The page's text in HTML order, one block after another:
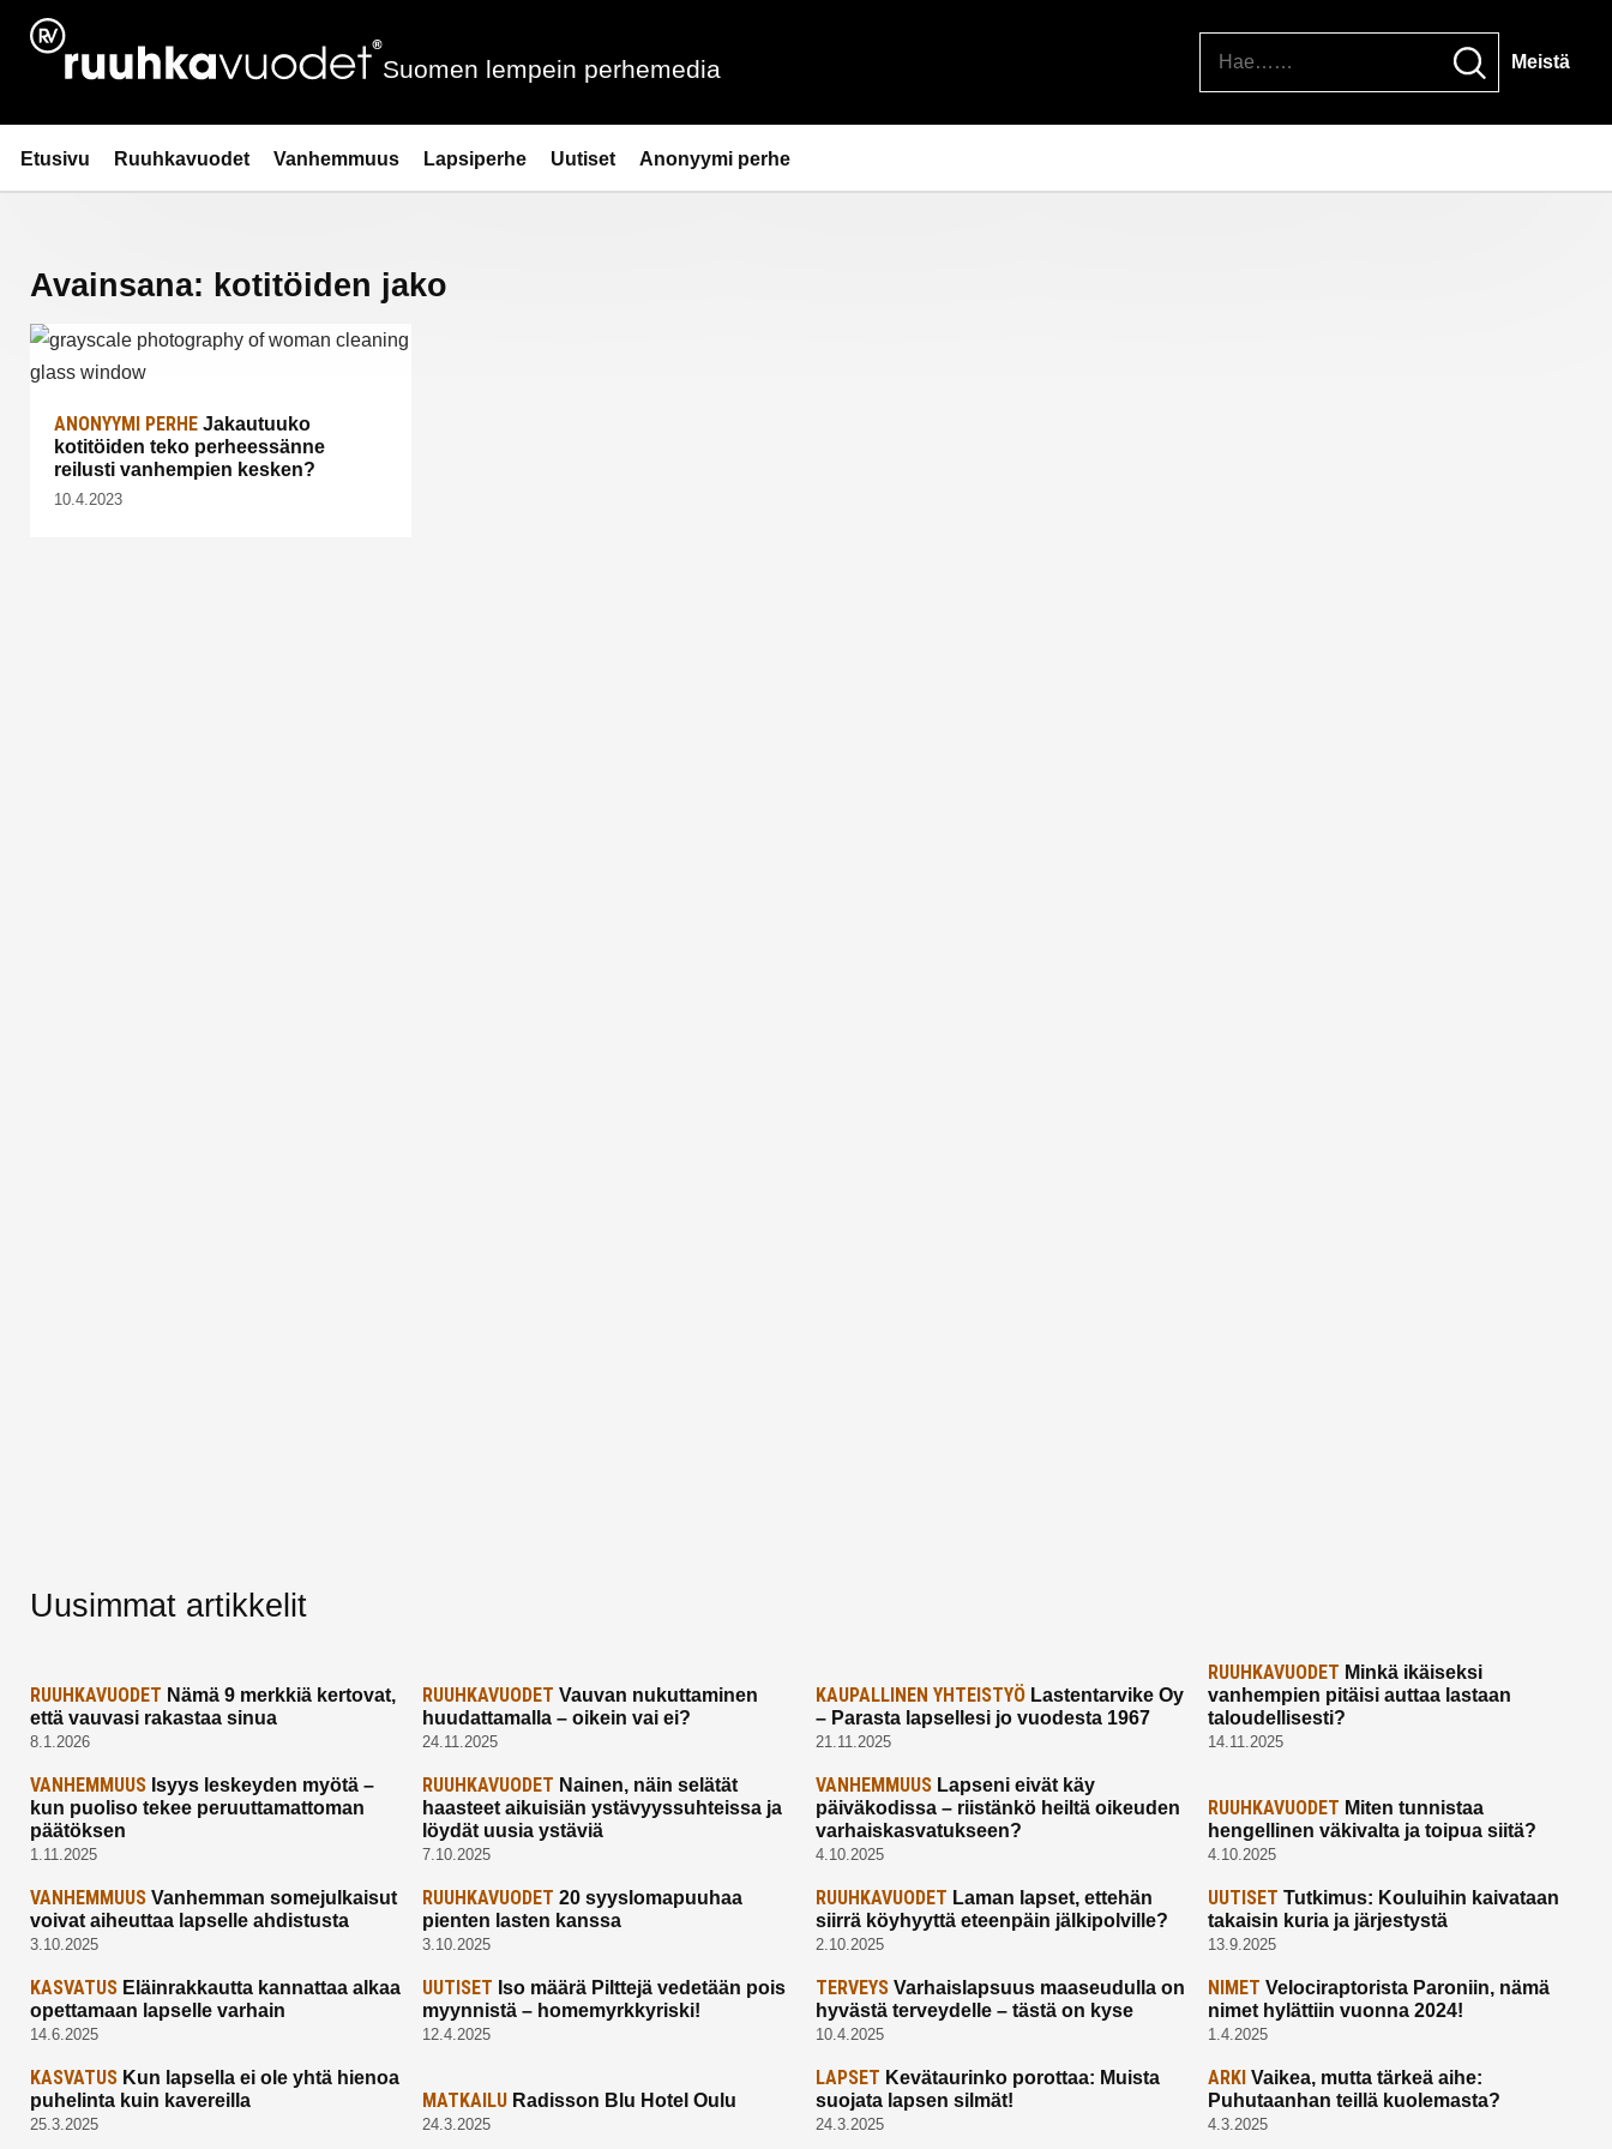
Siirry
sisältöön
Ruuhkavuodet.fi
Suomen lempein perhemedia Meistä
Etusivu Ruuhkavuodet Vanhemmuus Lapsiperhe Uutiset Anonyymi perhe
Avainsana: kotitöiden jako
ANONYYMI PERHE Jakautuuko
kotitöiden teko perheessänne
reilusti vanhempien kesken?
10.4.2023
Uusimmat artikkelit
RUUHKAVUODET Nämä 9 merkkiä kertovat,
että vauvasi rakastaa sinua
8.1.2026
RUUHKAVUODET Vauvan nukuttaminen
huudattamalla – oikein vai ei?
24.11.2025
KAUPALLINEN YHTEISTYÖLastentarvike Oy
– Parasta lapsellesi jo vuodesta 1967
21.11.2025
RUUHKAVUODET Minkä ikäiseksi
vanhempien pitäisi auttaa lastaan
taloudellisesti?
14.11.2025
VANHEMMUUS Isyys leskeyden myötä –
kun puoliso tekee peruuttamattoman
päätöksen
1.11.2025
RUUHKAVUODET Nainen, näin selätät
haasteet aikuisiän ystävyyssuhteissa ja
löydät uusia ystäviä
7.10.2025
VANHEMMUUSLapseni eivät käy
päiväkodissa – riistänkö heiltä oikeuden
varhaiskasvatukseen?
4.10.2025
RUUHKAVUODET Miten tunnistaa
hengellinen väkivalta ja toipua siitä?
4.10.2025
VANHEMMUUS Vanhemman somejulkaisut
voivat aiheuttaa lapselle ahdistusta
3.10.2025
RUUHKAVUODET 20 syyslomapuuhaa
pienten lasten kanssa
3.10.2025
RUUHKAVUODET Laman lapset, ettehän
siirrä köyhyyttä eteenpäin jälkipolville?
2.10.2025
UUTISET Tutkimus: Kouluihin kaivataan
takaisin kuria ja järjestystä
13.9.2025
KASVATUS Eläinrakkautta kannattaa alkaa
opettamaan lapselle varhain
14.6.2025
UUTISET Iso määrä Pilttejä vedetään pois
myynnistä – homemyrkkyriski!
12.4.2025
TERVEYSVarhaislapsuus maaseudulla on
hyvästä terveydelle – tästä on kyse
10.4.2025
NIMET Velociraptorista Paroniin, nämä
nimet hylättiin vuonna 2024!
1.4.2025
KASVATUS Kun lapsella ei ole yhtä hienoa
puhelinta kuin kavereilla
25.3.2025
MATKAILU Radisson Blu Hotel Oulu
24.3.2025
LAPSET Kevätaurinko porottaa: Muista
suojata lapsen silmät!
24.3.2025
ARKI Vaikea, mutta tärkeä aihe:
Puhutaanhan teillä kuolemasta?
4.3.2025